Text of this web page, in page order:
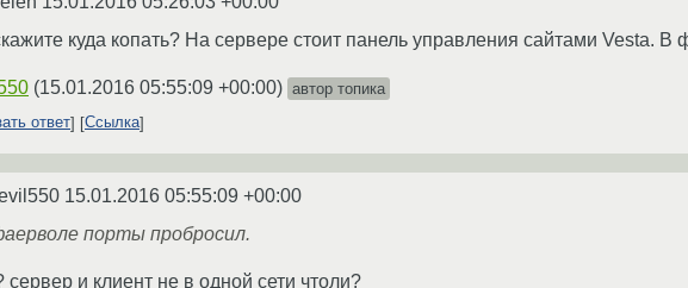
куда копать? На сервере стоит панель управления сайтами Vesta.
(15.01.2016 05:55:09 +00:00) автор топика
ответ
Ссылка
15.01.2016 05:55:09 +00:00
порты пробросил.
сервер и клиент не в одной сети чтоли?